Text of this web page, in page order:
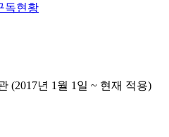
독현황
(2017년 1월 1일 ~ 현재 적용)